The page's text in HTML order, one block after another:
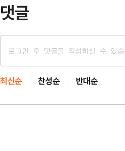
댓글
최신순 찬성순 반대순